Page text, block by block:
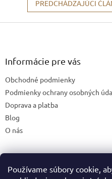
Používame súbory cookie,
PREDCHÁDZAJÚCI
Z
Informácie pre vás
Obchodné podmienky
Podmienky ochrany osobných
Doprava a platba
Blog
O nás